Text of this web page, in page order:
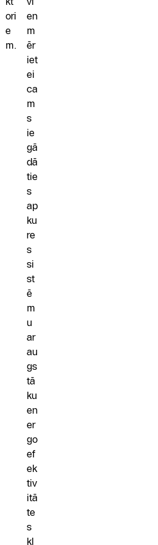
ori
e
m.
en
m
ēr
iet
ei
ca
m
s
ie
gā
dā
tie
s
ap
ku
re
s
si
st
ē
m
u
ar
au
gs
tā
ku
en
er
go
ef
ek
tiv
itā
te
s
kl